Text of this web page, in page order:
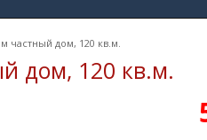
частный дом, 120 кв.м.
дом, 120 кв.м.